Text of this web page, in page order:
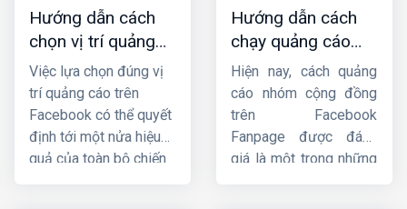
sao nên quảng cáo
Facebook, thuê chạy
quảng cáo facebook
uy tín, chuyên nghiệp,
hiệu quả ở đâu ? Hãy
theo dõi ngay bài viết
này củaHIGđể có câu
Hướng dẫn cách
chọn vị trí quảng
cáo trên facebook
hiệu quả nhất
Việc lựa chọn đúng vị
trí quảng cáo trên
Facebook có thể quyết
định tới một nửa hiệu
quả của toàn bộ chiến
Hướng dẫn cách
chạy quảng cáo
group facebook
chi tiết từ A đến Z
Hiện nay, cách quảng
cáo nhóm cộng đồng
trên Facebook
Fanpage được đánh
giá là một trong những